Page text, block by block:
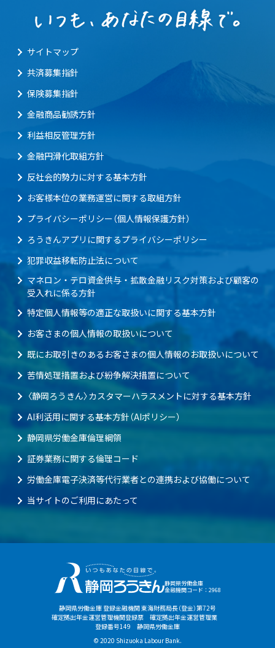
サイトマップ
共済募集指針
保険募集指針
金融商品勧誘方針
利益相反管理方針
金融円滑化取組方針
反社会的勢力に対する基本方針
お客様本位の業務運営に関する取組方針
プライバシーポリシー（個人情報保護方針）
ろうきんアプリに関するプライバシーポリシー
犯罪収益移転防止法について
マネロン・テロ資金供与・拡散金融リスク対策および顧客の
受入れに係る方針
特定個人情報等の適正な取扱いに関する基本方針
お客さまの個人情報の取扱いについて
既にお取引きのあるお客さまの個人情報のお取扱いについて
苦情処理措置および紛争解決措置について
〈静岡ろうきん〉カスタマーハラスメントに対する基本方針
AI利活用に関する基本方針（AIポリシー）
静岡県労働金庫倫理綱領
証券業務に関する倫理コード
労働金庫電子決済等代行業者との連携および協働について
当サイトのご利用にあたって
静岡県労働金庫
金融機関コード：2968
静岡県労働金庫 登録金融機関 東海財務局長（登金）第72号
確定拠出年金運営管理機関登録票 確定拠出年金運営管理業
登録番号149 静岡県労働金庫
© 2020 Shizuoka Labour Bank.